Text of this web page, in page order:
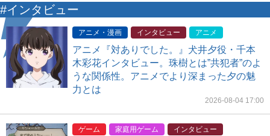
#インタビュー
アニメ・漫画 インタビュー アニメ
アニメ『対ありでした。』犬井夕役・千本
木彩花インタビュー。珠樹とは”共犯者”のよ
うな関係性。アニメでより深まった夕の魅
力とは
2026-08-04 17:00
ゲーム 家庭用ゲーム インタビュー